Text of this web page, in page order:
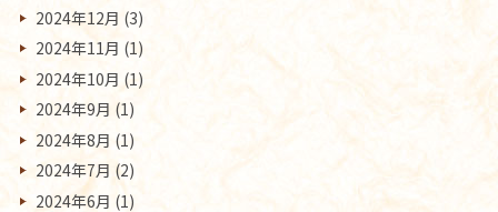
2024年12月 (3)
2024年11月 (1)
2024年10月 (1)
2024年9月 (1)
2024年8月 (1)
2024年7月 (2)
2024年6月 (1)